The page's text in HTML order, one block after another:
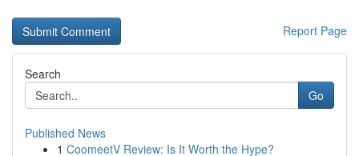
Report Page
Search
Go
Published News
1 CoomeetV Review: Is It Worth the Hype?